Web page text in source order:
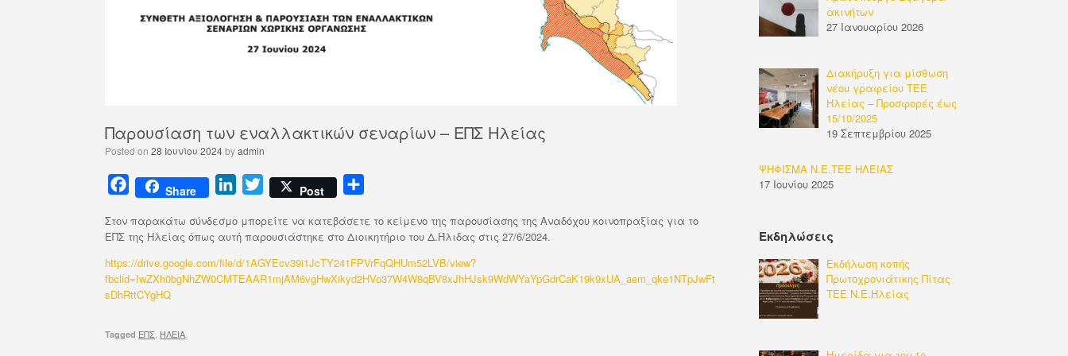
Παρουσίαση των εναλλακτικών σεναρίων – ΕΠΣ Ηλείας
Posted on 28 Ιουνίου 2024byadmin
F
c
e
b
o
k
Share
n
k
e
d
T
i
t
t
e
Post
ι
ρ
α
σ
Στον παρακάτω σύνδεσμο μπορείτε να κατεβάσετε το κείμενο της παρουσίασης της Αναδόχου κοινοπραξίας για το
ΕΠΣ της Ηλείας όπως αυτή παρουσιάστηκε στο Διοικητήριο του Δ.Ήλιδας στις 27/6/2024.
https://drive.google.com/file/d/1AGYEcv39i1JcTY241FPVrFqQHUm52LVB/view?
fbclid=IwZXh0bgNhZW0CMTEAAR1mjAM6vgHwXikyd2HVo37W4W8qBV8xJhHJsk9WdWYaYpGdrCaK19k9xUA_aem_qke1NTpJwFt
sDhRttCYgHQ
Tagged ΕΠΣ ΗΛΕΙΑ
ακινήτων
27 Ιανουαρίου 2026
Διακήρυξη για μίσθωση
νέου γραφείου ΤΕΕ
Ηλείας – Προσφορές έως
15/10/2025
19 Σεπτεμβρίου 2025
ΨΗΦΙΣΜΑ Ν.Ε.ΤΕΕ ΗΛΕΙΑΣ
17 Ιουνίου 2025
Εκδηλώσεις
Εκδήλωση κοπής
Πρωτοχρονιάτικης Πίτας
ΤΕΕ Ν.Ε.Ηλείας